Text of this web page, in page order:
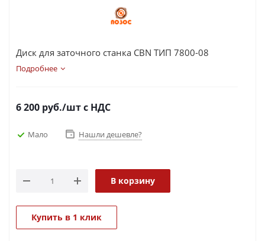
Диск для заточного станка CBN ТИП 7800-08
Подробнее
6 200 руб./штс НДС
Мало Нашли дешевле?
В корзину
Купить в 1 клик